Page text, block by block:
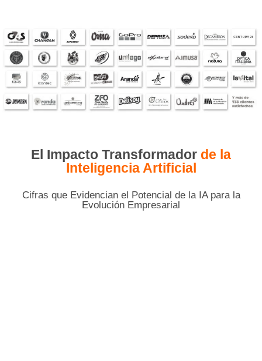
El Impacto Transformador de la
Inteligencia Artificial
Cifras que Evidencian el Potencial de la IA para la
Evolución Empresarial